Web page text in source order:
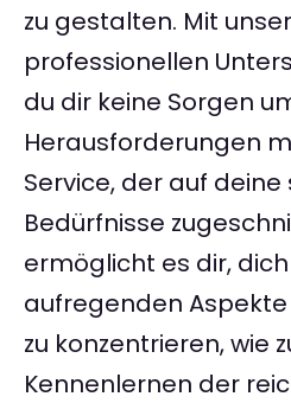
zu gestalten. Mit
professionellen
du dir keine Sorgen
Herausforderungen
Service, der auf deine
Bedürfnisse
ermöglicht es dir,
aufregenden
zu konzentrieren, wie
Kennenlernen der